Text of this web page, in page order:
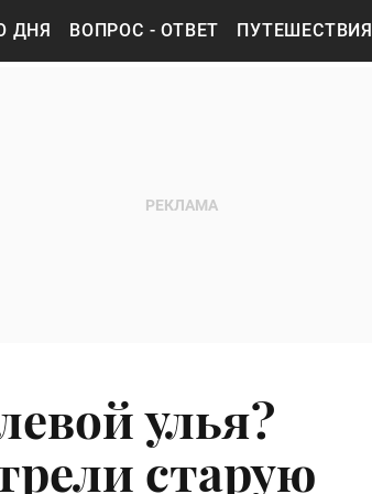
ДНЯ ВОПРОС - ОТВЕТ ПУТЕШЕСТВИЯ
улья?
старую